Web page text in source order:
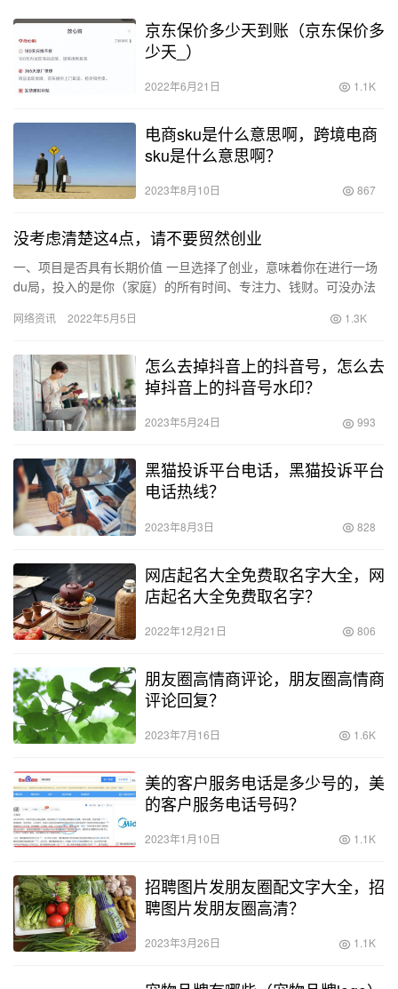
京东保价多少天到账（京东保价多
少天_）
2022年6月21日 1.1K
电商sku是什么意思啊，跨境电商
sku是什么意思啊？
2023年8月10日 867
没考虑清楚这4点，请不要贸然创业
一、项目是否具有长期价值 一旦选择了创业，意味着你在进行一场
du局，投入的是你（家庭）的所有时间、专注力、钱财。可没办法
目。…
网络资讯 2022年5月5日 1.3K
怎么去掉抖音上的抖音号，怎么去
掉抖音上的抖音号水印？
2023年5月24日 993
黑猫投诉平台电话，黑猫投诉平台
电话热线？
2023年8月3日 828
网店起名大全免费取名字大全，网
店起名大全免费取名字？
2022年12月21日 806
朋友圈高情商评论，朋友圈高情商
评论回复？
2023年7月16日 1.6K
美的客户服务电话是多少号的，美
的客户服务电话号码？
2023年1月10日 1.1K
招聘图片发朋友圈配文字大全，招
聘图片发朋友圈高清？
2023年3月26日 1.1K